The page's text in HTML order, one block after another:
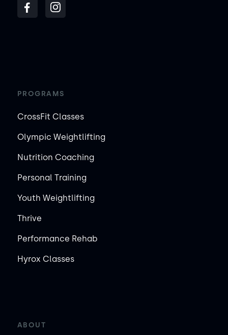
PROGRAMS
CrossFit Classes
Olympic Weightlifting
Nutrition Coaching
Personal Training
Youth Weightlifting
Thrive
Performance Rehab
Hyrox Classes
ABOUT